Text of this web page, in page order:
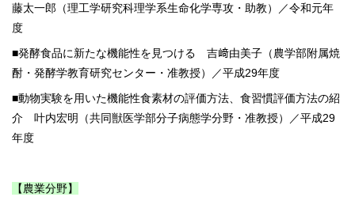
藤太一郎（理工学研究科理学系生命化学専攻・助教）／令和元年
度
■発酵食品に新たな機能性を見つける 吉﨑由美子（農学部附属焼
酎・発酵学教育研究センター・准教授）／平成29年度
■動物実験を用いた機能性食素材の評価方法、食習慣評価方法の紹
介 叶内宏明（共同獣医学部分子病態学分野・准教授）／平成29
年度
【農業分野】